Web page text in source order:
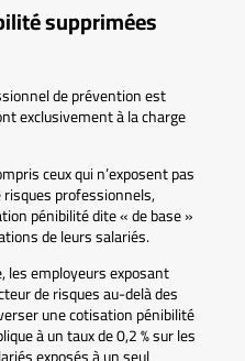
supprimées
de prévention est
exclusivement à la charge
ceux qui n’exposent pas
professionnels,
pénibilité dite « de base »
de leurs salariés.
les employeurs exposant
de risques au-delà des
une cotisation pénibilité
à un taux de 0,2 % sur les